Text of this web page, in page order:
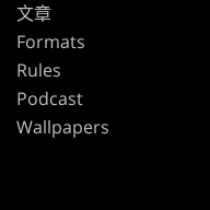
文章
Formats
Rules
Podcast
Wallpapers